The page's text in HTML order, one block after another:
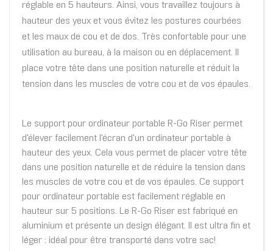
réglable en 5 hauteurs. Ainsi, vous travaillez toujours à
hauteur des yeux et vous évitez les postures courbées
et les maux de cou et de dos. Très confortable pour une
utilisation au bureau, à la maison ou en déplacement. Il
place votre tête dans une position naturelle et réduit la
tension dans les muscles de votre cou et de vos épaules.
Le support pour ordinateur portable R-Go Riser permet
d'élever facilement l'écran d'un ordinateur portable à
hauteur des yeux. Cela vous permet de placer votre tête
dans une position naturelle et de réduire la tension dans
les muscles de votre cou et de vos épaules. Ce support
pour ordinateur portable est facilement réglable en
hauteur sur 5 positions. Le R-Go Riser est fabriqué en
aluminium et présente un design élégant. Il est ultra fin et
léger : idéal pour être transporté dans votre sac!